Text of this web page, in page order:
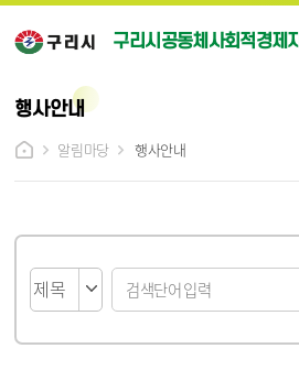
구리시공동체사회적경제
행사안내
알림마당
행사안내